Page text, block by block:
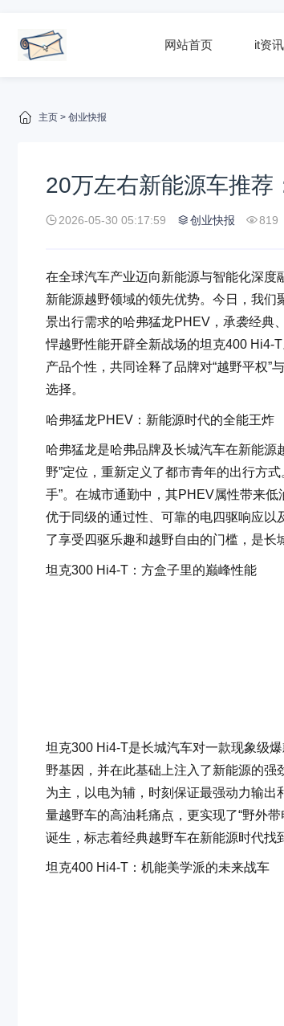
网站首页 it资讯
主页 > 创业快报
20万左右新能源车推荐
2026-05-30 05:17:59 创业快报 819
在全球汽车产业迈向新能源与智能化深
新能源越野领域的领先优势。今日，我们
景出行需求的哈弗猛龙PHEV，承袭经典
悍越野性能开辟全新战场的坦克400 Hi4-
产品个性，共同诠释了品牌对“越野平权”
选择。
哈弗猛龙PHEV：新能源时代的全能王炸
哈弗猛龙是哈弗品牌及长城汽车在新能源
野”定位，重新定义了都市青年的出行方
手”。在城市通勤中，其PHEV属性带来
优于同级的通过性、可靠的电四驱响应
了享受四驱乐趣和越野自由的门槛，是长
坦克300 Hi4-T：方盒子里的巅峰性能
坦克300 Hi4-T是长城汽车对一款现象级
野基因，并在此基础上注入了新能源的
为主，以电为辅，时刻保证最强动力输
量越野车的高油耗痛点，更实现了“野外
诞生，标志着经典越野车在新能源时代找
坦克400 Hi4-T：机能美学派的未来战车